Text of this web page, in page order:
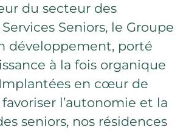
du secteur des
Seniors, le Groupe
développement, porté
à la fois organique
en cœur de
l’autonomie et la
seniors, nos résidences